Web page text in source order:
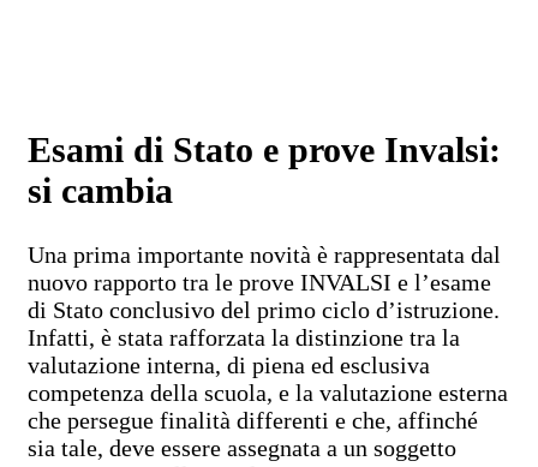
Esami di Stato e prove Invalsi:
si cambia
Una prima importante novità è rappresentata dal
nuovo rapporto tra le prove INVALSI e l’esame
di Stato conclusivo del primo ciclo d’istruzione.
Infatti, è stata rafforzata la distinzione tra la
valutazione interna, di piena ed esclusiva
competenza della scuola, e la valutazione esterna
che persegue finalità differenti e che, affinché
sia tale, deve essere assegnata a un soggetto